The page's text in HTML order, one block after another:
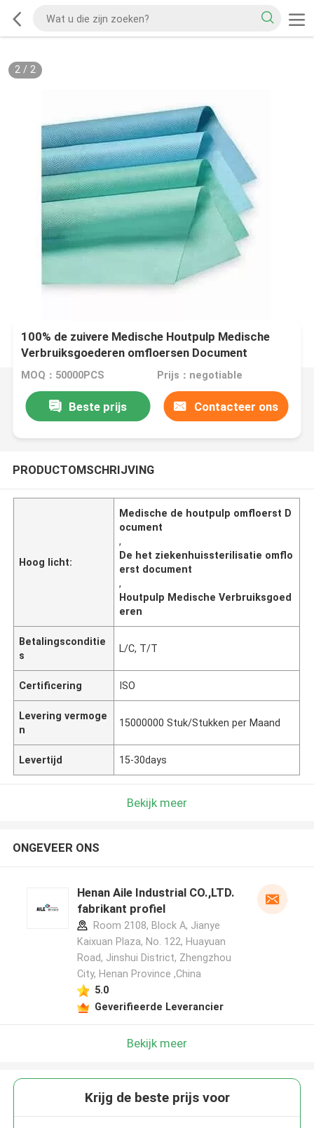
2/ 2
100% de zuivere Medische Houtpulp Medische
Verbruiksgoederen omfloersen Document
MOQ：50000PCS Prijs：negotiable
Beste prijs Contacteer ons
PRODUCTOMSCHRIJVING
Hoog licht:
Medische de houtpulp omfloerst D
ocument
,
De het ziekenhuissterilisatie omflo
erst document
,
Houtpulp Medische Verbruiksgoed
eren
Betalingsconditie
s
L/C, T/T
Certificering ISO
Levering vermoge
n
15000000 Stuk/Stukken per Maand
Levertijd 15-30days
Bekijk meer
ONGEVEER ONS
Henan Aile Industrial CO.,LTD.
fabrikant profiel
Room 2108, Block A, Jianye
Kaixuan Plaza, No. 122, Huayuan
Road, Jinshui District, Zhengzhou
City, Henan Province ,China
5.0
Geverifieerde Leverancier
Bekijk meer
Krijg de beste prijs voor